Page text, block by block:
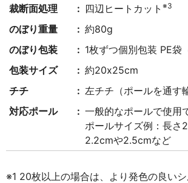
裁断面処理 四辺ヒートカット※3
のぼり重量
約80g
のぼり包装
1枚ずつ個別包装 PE袋
包装サイズ
約20x25cm
チチ
左チチ（ポールを通す
対応ポール
一般的なポールで使用
ポールサイズ例：長さ
2.2cmや2.5cmなど
※1 20枚以上の場合は、より発色の良い